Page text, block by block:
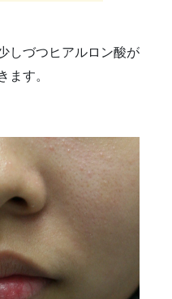
しづつヒアルロン酸が
ます。